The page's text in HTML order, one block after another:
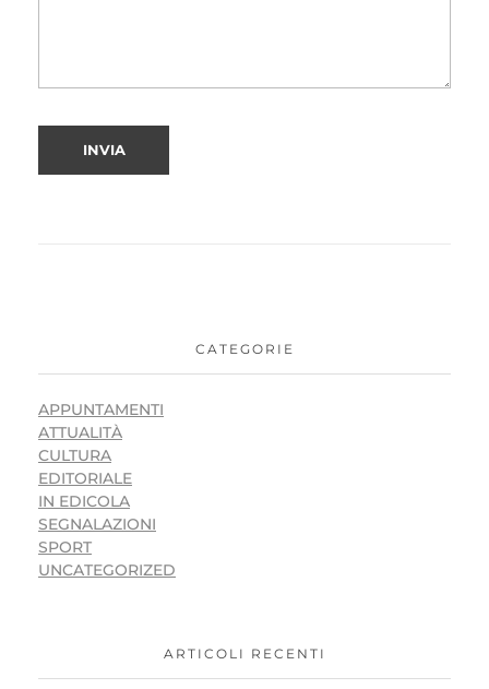
CATEGORIE
APPUNTAMENTI
ATTUALITÀ
CULTURA
EDITORIALE
IN EDICOLA
SEGNALAZIONI
SPORT
UNCATEGORIZED
ARTICOLI RECENTI